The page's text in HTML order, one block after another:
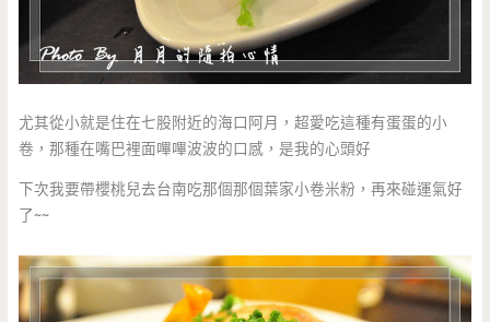
尤其從小就是住在七股附近的海口阿月，超愛吃這種有蛋蛋的小
卷，那種在嘴巴裡面嗶嗶波波的口感，是我的心頭好
下次我要帶櫻桃兒去台南吃那個那個葉家小卷米粉，再來碰運氣好
了~~